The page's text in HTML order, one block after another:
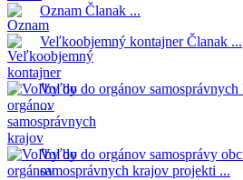
Oznam Članak ...
Veľkoobjemný kontajnerČlanak ...
Voľby do orgánov samosprávnych
...
Voľby do orgánov samosprávy
samosprávnych krajov projekti ...